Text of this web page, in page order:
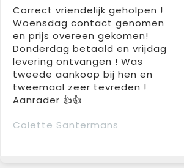
Correct vriendelijk geholpen !
Woensdag contact genomen
en prijs overeen gekomen!
Donderdag betaald en vrijdag
levering ontvangen ! Was
tweede aankoop bij hen en
tweemaal zeer tevreden !
Aanrader 👍👍
Colette Santermans